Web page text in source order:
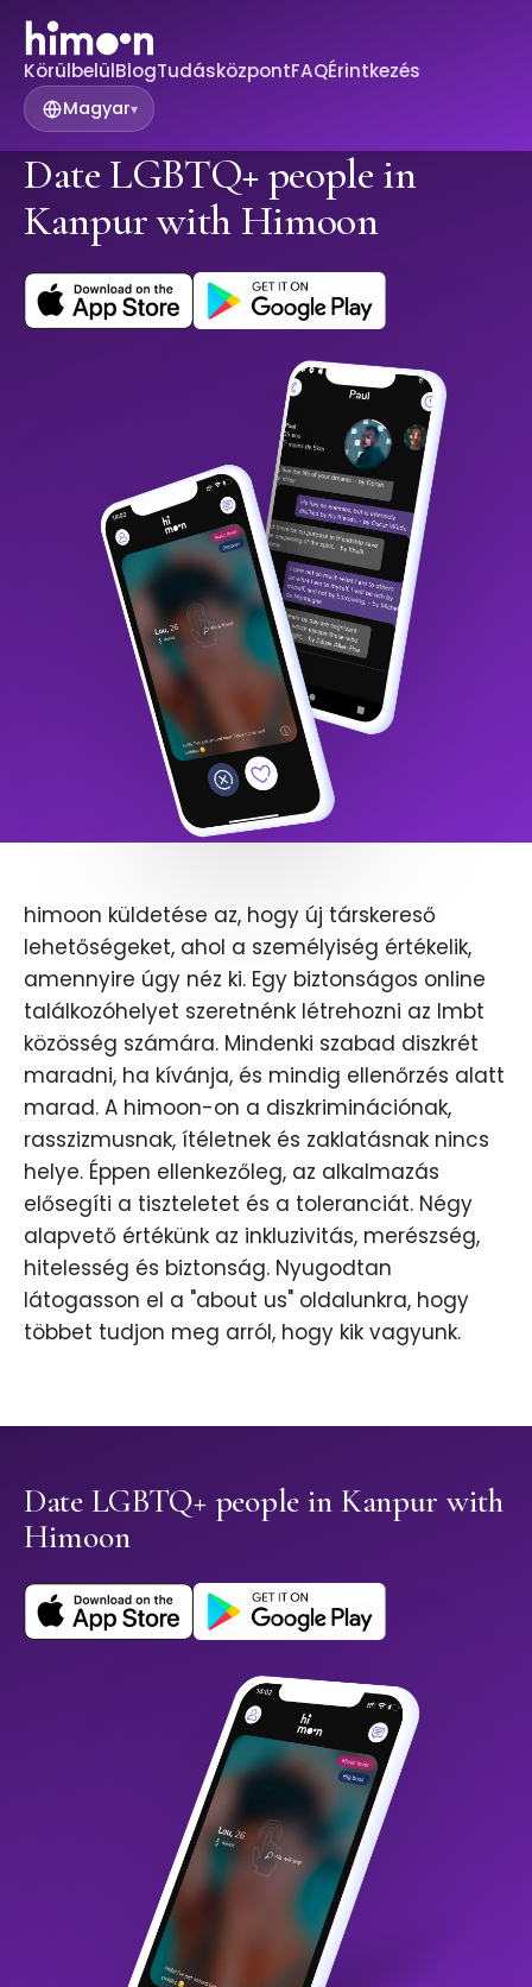
KörülbelülBlogTudásközpontFAQÉrintkezés
Magyar▾
Date LGBTQ+ people in
Kanpur with Himoon
himoon küldetése az, hogy új társkereső
lehetőségeket, ahol a személyiség értékelik,
amennyire úgy néz ki. Egy biztonságos online
találkozóhelyet szeretnénk létrehozni az lmbt
közösség számára. Mindenki szabad diszkrét
maradni, ha kívánja, és mindig ellenőrzés alatt
marad. A himoon-on a diszkriminációnak,
rasszizmusnak, ítéletnek és zaklatásnak nincs
helye. Éppen ellenkezőleg, az alkalmazás
elősegíti a tiszteletet és a toleranciát. Négy
alapvető értékünk az inkluzivitás, merészség,
hitelesség és biztonság. Nyugodtan
látogasson el a "about us" oldalunkra, hogy
többet tudjon meg arról, hogy kik vagyunk.
Date LGBTQ+ people in Kanpur with
Himoon